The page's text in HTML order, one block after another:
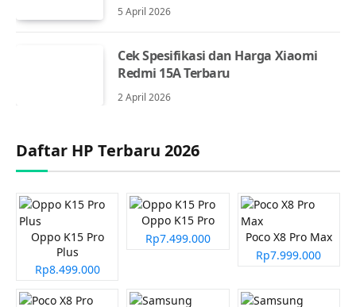
5 April 2026
Cek Spesifikasi dan Harga Xiaomi
Redmi 15A Terbaru
2 April 2026
Daftar HP Terbaru 2026
Oppo K15 Pro
Plus
Rp8.499.000
Oppo K15 Pro
Rp7.499.000
Poco X8 Pro Max
Rp7.999.000